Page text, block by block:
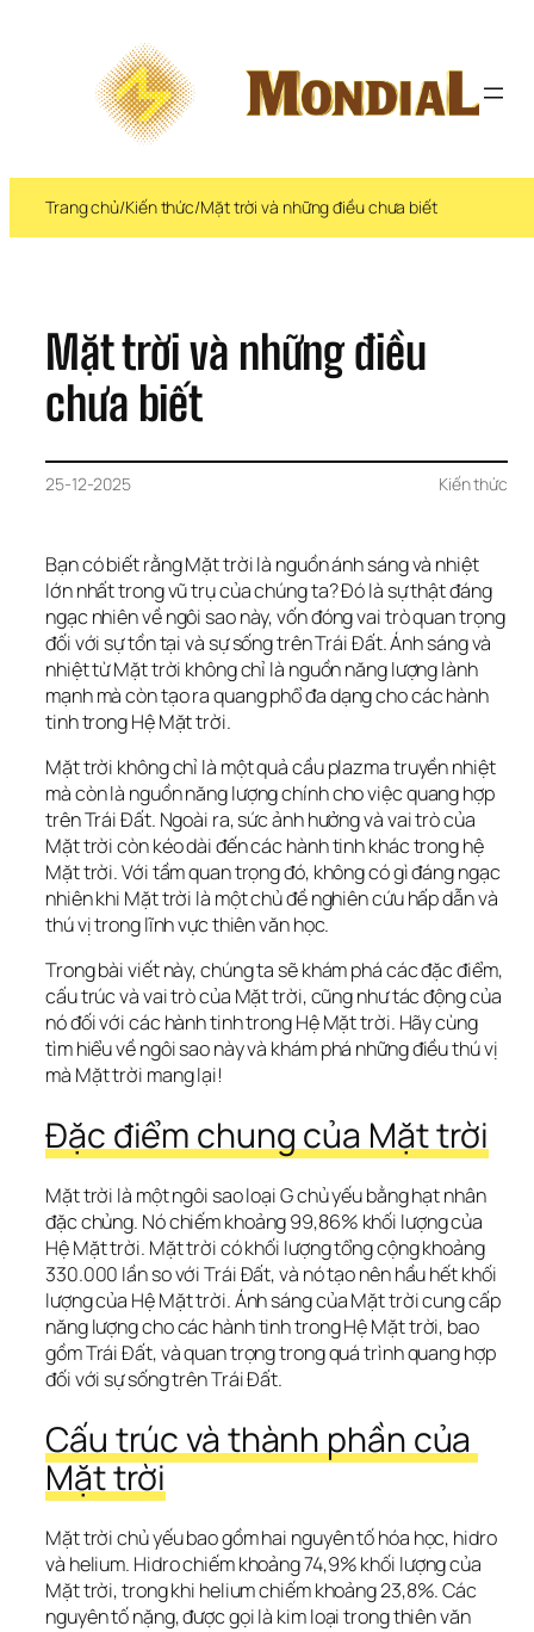
Trang chủ/Kiến thức/Mặt trời và những điều chưa biết
Mặt trời và những điều
chưa biết
25-12-2025 Kiến thức
Bạn có biết rằng Mặt trời là nguồn ánh sáng và nhiệt
lớn nhất trong vũ trụ của chúng ta? Đó là sự thật đáng
ngạc nhiên về ngôi sao này, vốn đóng vai trò quan trọng
đối với sự tồn tại và sự sống trên Trái Đất. Ánh sáng và
nhiệt từ Mặt trời không chỉ là nguồn năng lượng lành
mạnh mà còn tạo ra quang phổ đa dạng cho các hành
tinh trong Hệ Mặt trời.
Mặt trời không chỉ là một quả cầu plazma truyền nhiệt
mà còn là nguồn năng lượng chính cho việc quang hợp
trên Trái Đất. Ngoài ra, sức ảnh hưởng và vai trò của
Mặt trời còn kéo dài đến các hành tinh khác trong hệ
Mặt trời. Với tầm quan trọng đó, không có gì đáng ngạc
nhiên khi Mặt trời là một chủ đề nghiên cứu hấp dẫn và
thú vị trong lĩnh vực thiên văn học.
Trong bài viết này, chúng ta sẽ khám phá các đặc điểm,
cấu trúc và vai trò của Mặt trời, cũng như tác động của
nó đối với các hành tinh trong Hệ Mặt trời. Hãy cùng
tìm hiểu về ngôi sao này và khám phá những điều thú vị
mà Mặt trời mang lại!
Đặc điểm chung của Mặt trời
Mặt trời là một ngôi sao loại G chủ yếu bằng hạt nhân
đặc chủng. Nó chiếm khoảng 99,86% khối lượng của
Hệ Mặt trời. Mặt trời có khối lượng tổng cộng khoảng
330.000 lần so với Trái Đất, và nó tạo nên hầu hết khối
lượng của Hệ Mặt trời. Ánh sáng của Mặt trời cung cấp
năng lượng cho các hành tinh trong Hệ Mặt trời, bao
gồm Trái Đất, và quan trọng trong quá trình quang hợp
đối với sự sống trên Trái Đất.
Cấu trúc và thành phần của
Mặt trời
Mặt trời chủ yếu bao gồm hai nguyên tố hóa học, hidro
và helium. Hidro chiếm khoảng 74,9% khối lượng của
Mặt trời, trong khi helium chiếm khoảng 23,8%. Các
nguyên tố nặng, được gọi là kim loại trong thiên văn